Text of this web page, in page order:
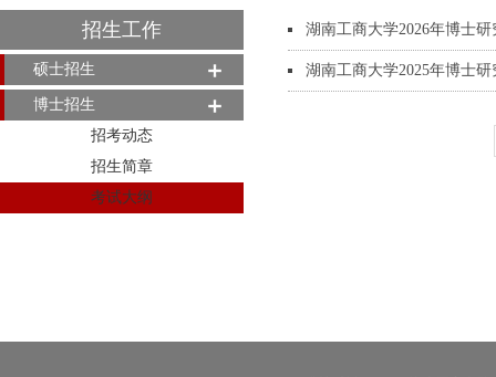
招生工作
硕士招生
博士招生
招考动态
招生简章
考试大纲
湖南工商大学2026年博士
湖南工商大学2025年博士